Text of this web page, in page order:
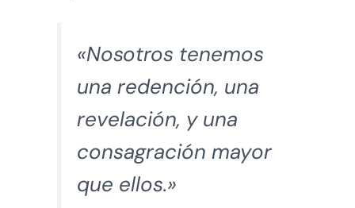
«Nosotros tenemos
una redención, una
revelación, y una
consagración mayor
que ellos.»